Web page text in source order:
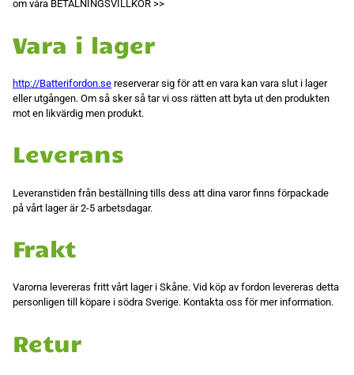
om våra BETALNINGSVILLKOR >>
Vara i lager
http://Batterifordon.se reserverar sig för att en vara kan vara slut i lager
eller utgången. Om så sker så tar vi oss rätten att byta ut den produkten
mot en likvärdig men produkt.
Leverans
Leveranstiden från beställning tills dess att dina varor finns förpackade
på vårt lager är 2-5 arbetsdagar.
Frakt
Varorna levereras fritt vårt lager i Skåne. Vid köp av fordon levereras detta
personligen till köpare i södra Sverige. Kontakta oss för mer information.
Retur
baserat på
används.
Upplevelse
För att vår
hemsida ska
möjligt
under ditt
du nekar de
här kakorna
kommer viss
från
hemsidan.
Marknadsföring
med dig av dina
intressen och